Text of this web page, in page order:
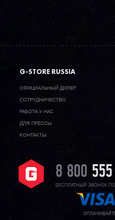
G-STORE RUSSIA
ОФИЦИАЛЬНЫЙ ДИЛЕР
CОТРУДНИЧЕСТВО
РАБОТА У НАС
ДЛЯ ПРЕССЫ
КОНТАКТЫ
8 800
БЕСПЛАТНЫЙ ЗВОНОК